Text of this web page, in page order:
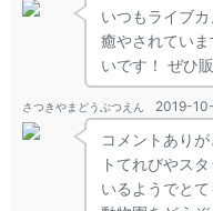
いつもライブ
癒やされてい
いです！ ぜひ
さつきやまどうぶつえん 2019-
コメントあり
トてれびやス
いるようでと